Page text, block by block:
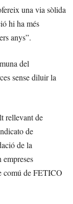
una via sòlida
hi ha més
anys”.
del
sense diluir la
rellevant de
de
de la
comú de FETICO